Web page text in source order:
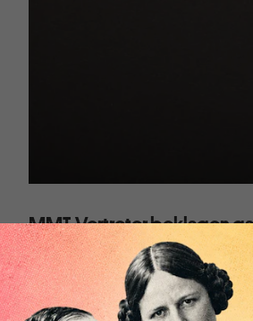
MMT-Vertreter beklagen
werden. Sie könnten
vermeiden - wenn sie sich
ihrer Bilanzgläubigkeit